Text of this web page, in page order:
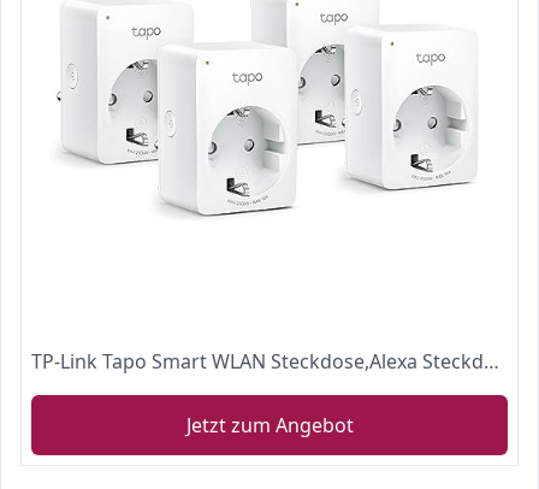
TP-Link Tapo Smart WLAN Steckdose,Alexa Steckdose 4er Pack, Smart Home WiFi Steckdose, Alexa Zubehör,funktioniert mit Alexa,Google Home,Tapo App, Sprachsteuerung, Fernzugriff,Kein Hub notwendig, Mini
Jetzt zum Angebot